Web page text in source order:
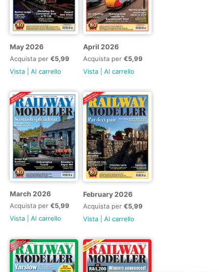
May 2026
Acquista per €5,99
Vista
Al carrello
April 2026
Acquista per €5,99
Vista
Al carrello
March 2026
Acquista per €5,99
Vista
Al carrello
February 2026
Acquista per €5,99
Vista
Al carrello